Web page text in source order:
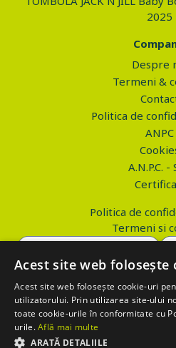
2025
Despre
Termeni &
Politica de
ANPC
A.N.P.C. -
Politica de
Termeni si
Copyright ©
$('.btn_gdpr').click(function() { //
values+='action=accept-gdpr';
Acest site web folosește
Acest site web folosește cookie-uri
utilizatorului. Prin utilizarea site-ului
toate cookie-urile în conformitate cu
urile.Află mai multe
ARATĂ DETALIILE